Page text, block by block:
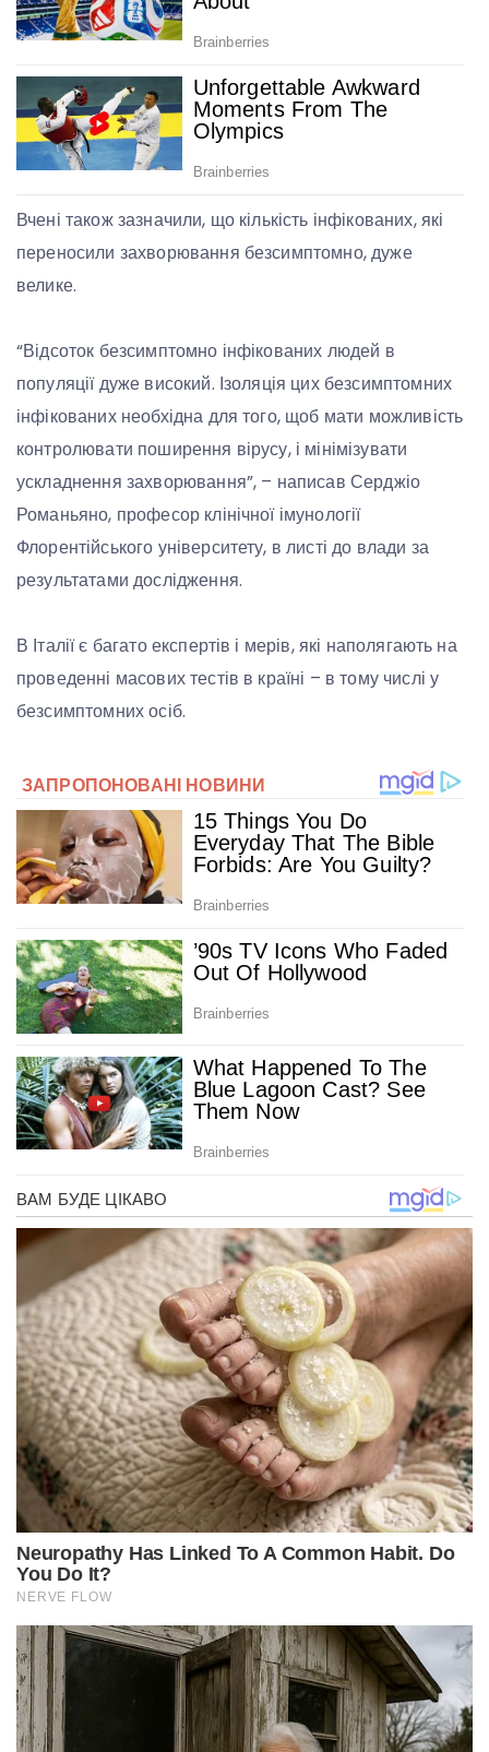
Вчені також зазначили, що кількість інфікованих, які
переносили захворювання безсимптомно, дуже
велике.
“Відсоток безсимптомно інфікованих людей в
популяції дуже високий. Ізоляція цих безсимптомних
інфікованих необхідна для того, щоб мати можливість
контролювати поширення вірусу, і мінімізувати
ускладнення захворювання”, – написав Серджіо
Романьяно, професор клінічної імунології
Флорентійського університету, в листі до влади за
результатами дослідження.
В Італії є багато експертів і мерів, які наполягають на
проведенні масових тестів в країні – в тому числі у
безсимптомних осіб.